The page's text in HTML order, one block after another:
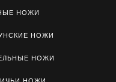
НОЖИ
НОЖИ
НОЖИ